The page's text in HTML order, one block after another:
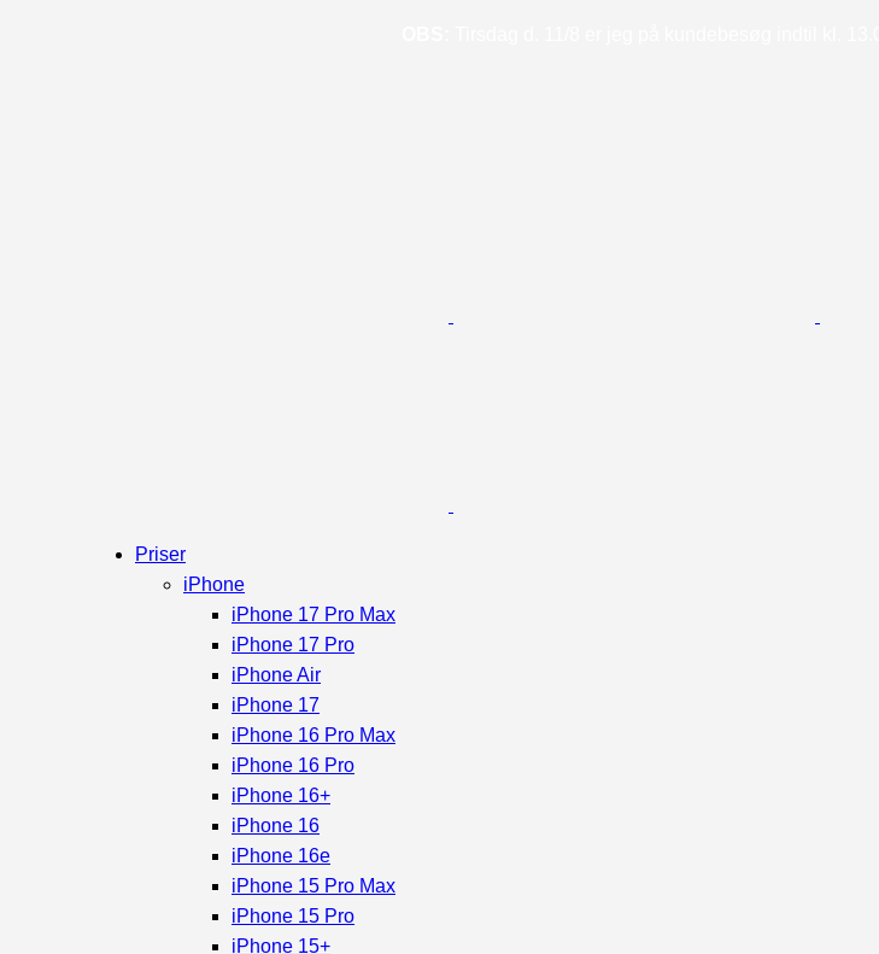
Priser
iPhone
iPhone 17 Pro Max
iPhone 17 Pro
iPhone Air
iPhone 17
iPhone 16 Pro Max
iPhone 16 Pro
iPhone 16+
iPhone 16
iPhone 16e
iPhone 15 Pro Max
iPhone 15 Pro
iPhone 15+